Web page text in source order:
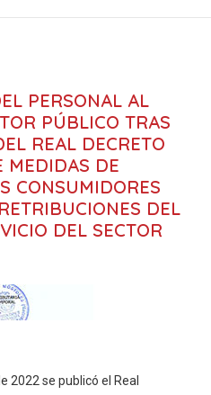
PERSONAL AL
PÚBLICO TRAS
REAL DECRETO
MEDIDAS DE
CONSUMIDORES
DEL
DEL SECTOR
2022 se publicó el Real